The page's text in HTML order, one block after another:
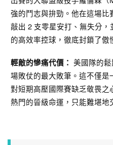
強的鬥志與拚勁。他在這場
敲出 2 支零星安打、無失分
的高效率控球，徹底封鎖了傲
輕敵的慘痛代價： 美國隊的
場敗仗的最大敗筆。這不僅
對短期高壓國際賽缺乏敬畏
熱門的晉級命運，只能難堪地